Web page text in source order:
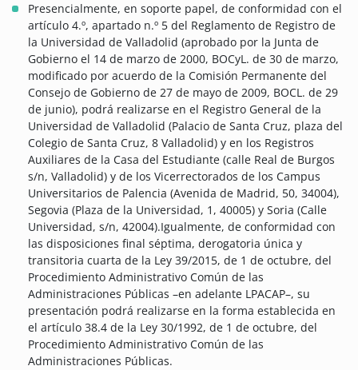
Presencialmente, en soporte papel, de conformidad con el
artículo 4.º, apartado n.º 5 del Reglamento de Registro de
la Universidad de Valladolid (aprobado por la Junta de
Gobierno el 14 de marzo de 2000, BOCyL. de 30 de marzo,
modificado por acuerdo de la Comisión Permanente del
Consejo de Gobierno de 27 de mayo de 2009, BOCL. de 29
de junio), podrá realizarse en el Registro General de la
Universidad de Valladolid (Palacio de Santa Cruz, plaza del
Colegio de Santa Cruz, 8 Valladolid) y en los Registros
Auxiliares de la Casa del Estudiante (calle Real de Burgos
s/n, Valladolid) y de los Vicerrectorados de los Campus
Universitarios de Palencia (Avenida de Madrid, 50, 34004),
Segovia (Plaza de la Universidad, 1, 40005) y Soria (Calle
Universidad, s/n, 42004).Igualmente, de conformidad con
las disposiciones final séptima, derogatoria única y
transitoria cuarta de la Ley 39/2015, de 1 de octubre, del
Procedimiento Administrativo Común de las
Administraciones Públicas –en adelante LPACAP–, su
presentación podrá realizarse en la forma establecida en
el artículo 38.4 de la Ley 30/1992, de 1 de octubre, del
Procedimiento Administrativo Común de las
Administraciones Públicas.